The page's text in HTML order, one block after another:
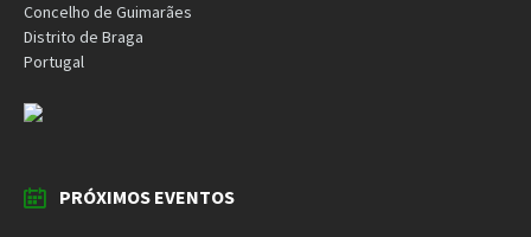
Concelho de Guimarães
Distrito de Braga
Portugal
PRÓXIMOS EVENTOS